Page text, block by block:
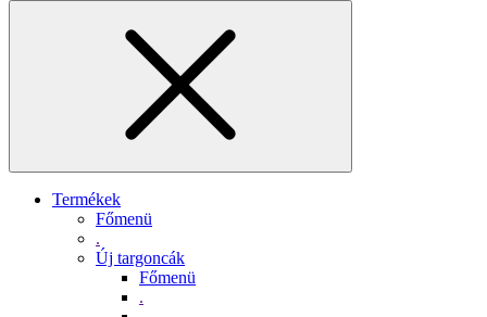
Termékek
Főmenü
.
Új targoncák
Főmenü
.